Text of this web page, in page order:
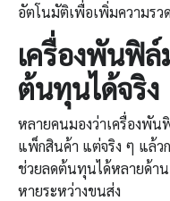
อัตโนมัติเพื่อเพิ่มความรว
เครื่องพันฟิล์
ต้นทุนได้จริง
หลายคนมองว่าเครื่องพัน
แพ็กสินค้า แต่จริง ๆ แล้ว
ช่วยลดต้นทุนได้หลายด้า
หายระหว่างขนส่ง